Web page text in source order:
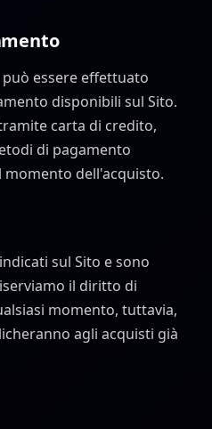
essere effettuato
disponibili sul Sito.
carta di credito,
di pagamento
dell'acquisto.
sul Sito e sono
il diritto di
momento, tuttavia,
agli acquisti già